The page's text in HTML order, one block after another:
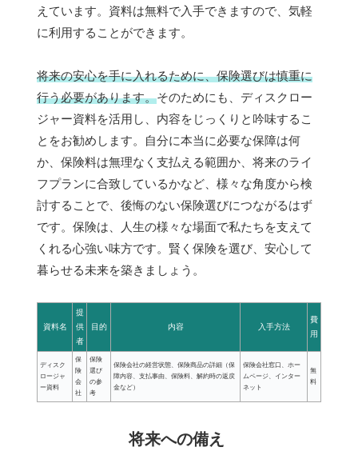
えています。資料は無料で入手できますので、気軽
に利用することができます。
将来の安心を手に入れるために、保険選びは慎重に
行う必要があります。そのためにも、ディスクロー
ジャー資料を活用し、内容をじっくりと吟味するこ
とをお勧めします。自分に本当に必要な保障は何
か、保険料は無理なく支払える範囲か、将来のライ
フプランに合致しているかなど、様々な角度から検
討することで、後悔のない保険選びにつながるはず
です。保険は、人生の様々な場面で私たちを支えて
くれる心強い味方です。賢く保険を選び、安心して
暮らせる未来を築きましょう。
資料名
提
供
者
目的 内容 入手方法
費
用
ディスク
ロージャ
ー資料
保
険
会
社
保険
選び
の参
考
保険会社の経営状態、保険商品の詳細（保
障内容、支払事由、保険料、解約時の返戻
金など）
保険会社窓口、ホー
ムページ、インター
ネット
無
料
将来への備え